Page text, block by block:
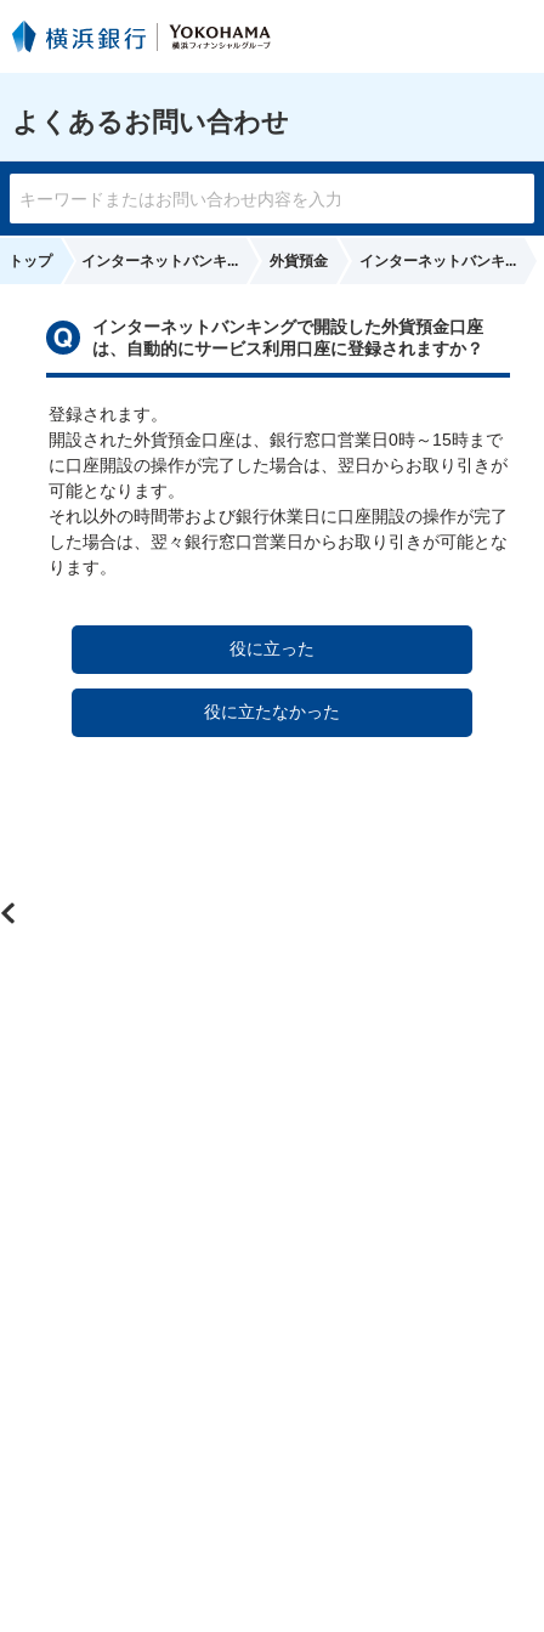
よくあるお問い合わせ
トップ インターネットバンキ... 外貨預金 インターネットバンキ...
インターネットバンキングで開設した外貨預金口座
は、自動的にサービス利用口座に登録されますか？
登録されます。
開設された外貨預金口座は、銀行窓口営業日0時～15時まで
に口座開設の操作が完了した場合は、翌日からお取り引きが
可能となります。
それ以外の時間帯および銀行休業日に口座開設の操作が完了
した場合は、翌々銀行窓口営業日からお取り引きが可能とな
ります。
役に立った
役に立たなかった